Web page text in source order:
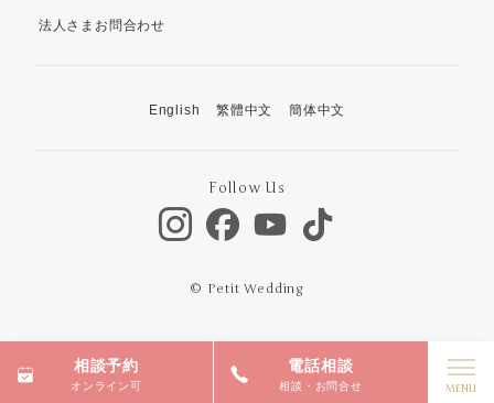
相談予約
オンライン可
電話相談
相談・お問合せ
法人さまお問合わせ
English 繁體中文 簡体中文
Follow Us
© Petit Wedding